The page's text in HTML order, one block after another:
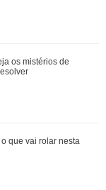
os amores
os mistérios de
os mistérios de
que vai rolar nesta